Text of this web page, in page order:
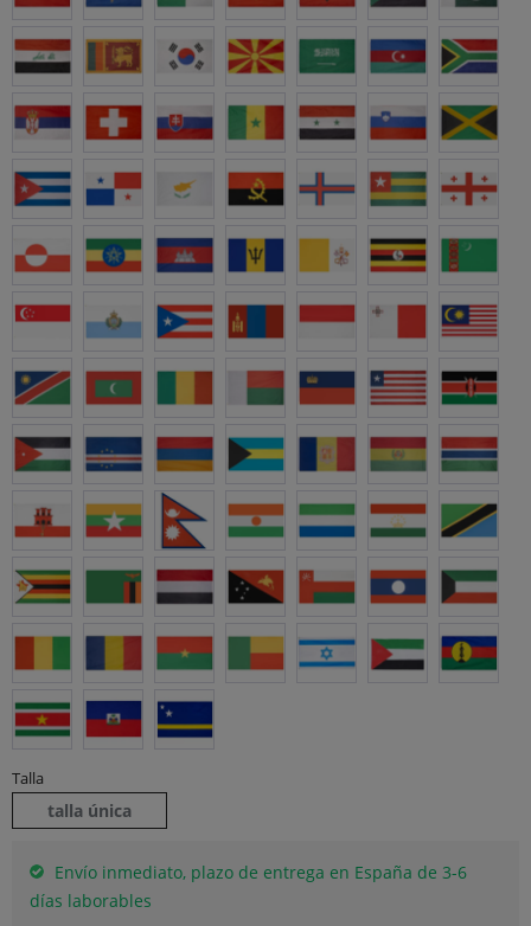
Talla
talla única
Envío inmediato, plazo de entrega en España de 3-6
días laborables